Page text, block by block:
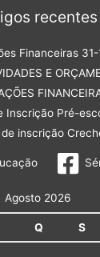
recentes
Financeiras
E
Inscrição Pré-
de inscrição
Agosto 2026
Q S